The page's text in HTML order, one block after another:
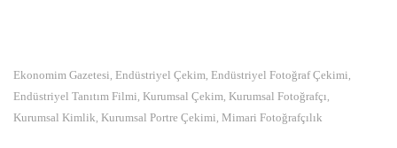
Ekonomim Gazetesi, Endüstriyel Çekim, Endüstriyel Fotoğraf Çekimi,
Endüstriyel Tanıtım Filmi, Kurumsal Çekim, Kurumsal Fotoğrafçı,
Kurumsal Kimlik, Kurumsal Portre Çekimi, Mimari Fotoğrafçılık